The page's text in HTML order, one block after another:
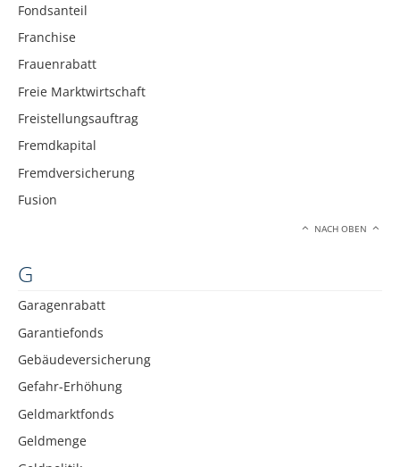
Fondsanteil
Franchise
Frauenrabatt
Freie Marktwirtschaft
Freistellungsauftrag
Fremdkapital
Fremdversicherung
Fusion
NACH OBEN
G
Garagenrabatt
Garantiefonds
Gebäudeversicherung
Gefahr-Erhöhung
Geldmarktfonds
Geldmenge